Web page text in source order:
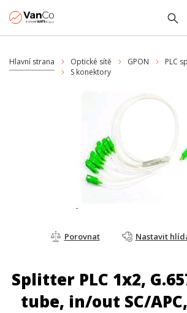
Hlavní strana Optické sítě GPON
PLC
S konektory
Porovnat Nastavit
Splitter PLC 1x2,
tube, in/out SC/